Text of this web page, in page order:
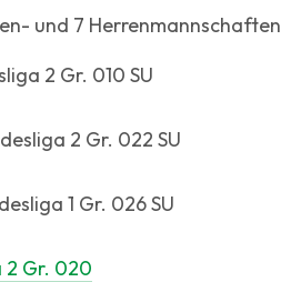
und 7 Herrenmannschaften
2 Gr. 010 SU
2 Gr. 022 SU
1 Gr. 026 SU
2 Gr. 020